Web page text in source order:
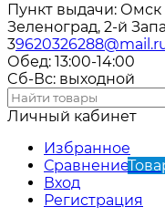
Пункт выдачи:
Зеленоград, 2-й
3
Обед: 13:00-14:00
Cб-Вс: выходной
Личный кабинет
Избранное
Сравнение
Вход
Регистрация